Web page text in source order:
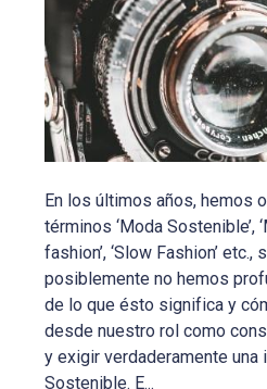
En los últimos años, hemos
términos ‘Moda Sostenible’,
fashion’, ‘Slow Fashion’ etc.,
posiblemente no hemos
de lo que ésto significa y
desde nuestro rol como
y exigir verdaderamente una
Sostenible. E...